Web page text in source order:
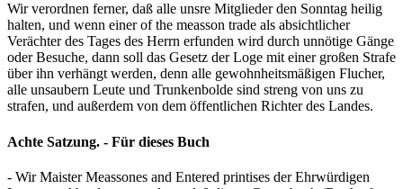
Wir verordnen ferner, daß alle unsre Mitglieder den Sonntag heilig
halten, und wenn einer of the measson trade als absichtlicher
Verächter des Tages des Herrn erfunden wird durch unnötige Gänge
oder Besuche, dann soll das Gesetz der Loge mit einer großen Strafe
über ihn verhängt werden, denn alle gewohnheitsmäßigen Flucher,
alle unsaubern Leute und Trunkenbolde sind streng von uns zu
strafen, und außerdem von dem öffentlichen Richter des Landes.
Achte Satzung. - Für dieses Buch
- Wir Maister Meassones and Entered printises der Ehrwürdigen